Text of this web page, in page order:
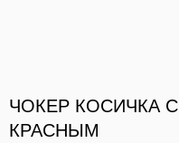
ЧОКЕР КОСИЧКА С
КРАСНЫМ